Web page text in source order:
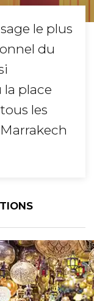
le plus
du
la place
les